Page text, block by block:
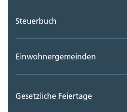
Steuerbuch
Einwohnergemeinden
Gesetzliche Feiertage